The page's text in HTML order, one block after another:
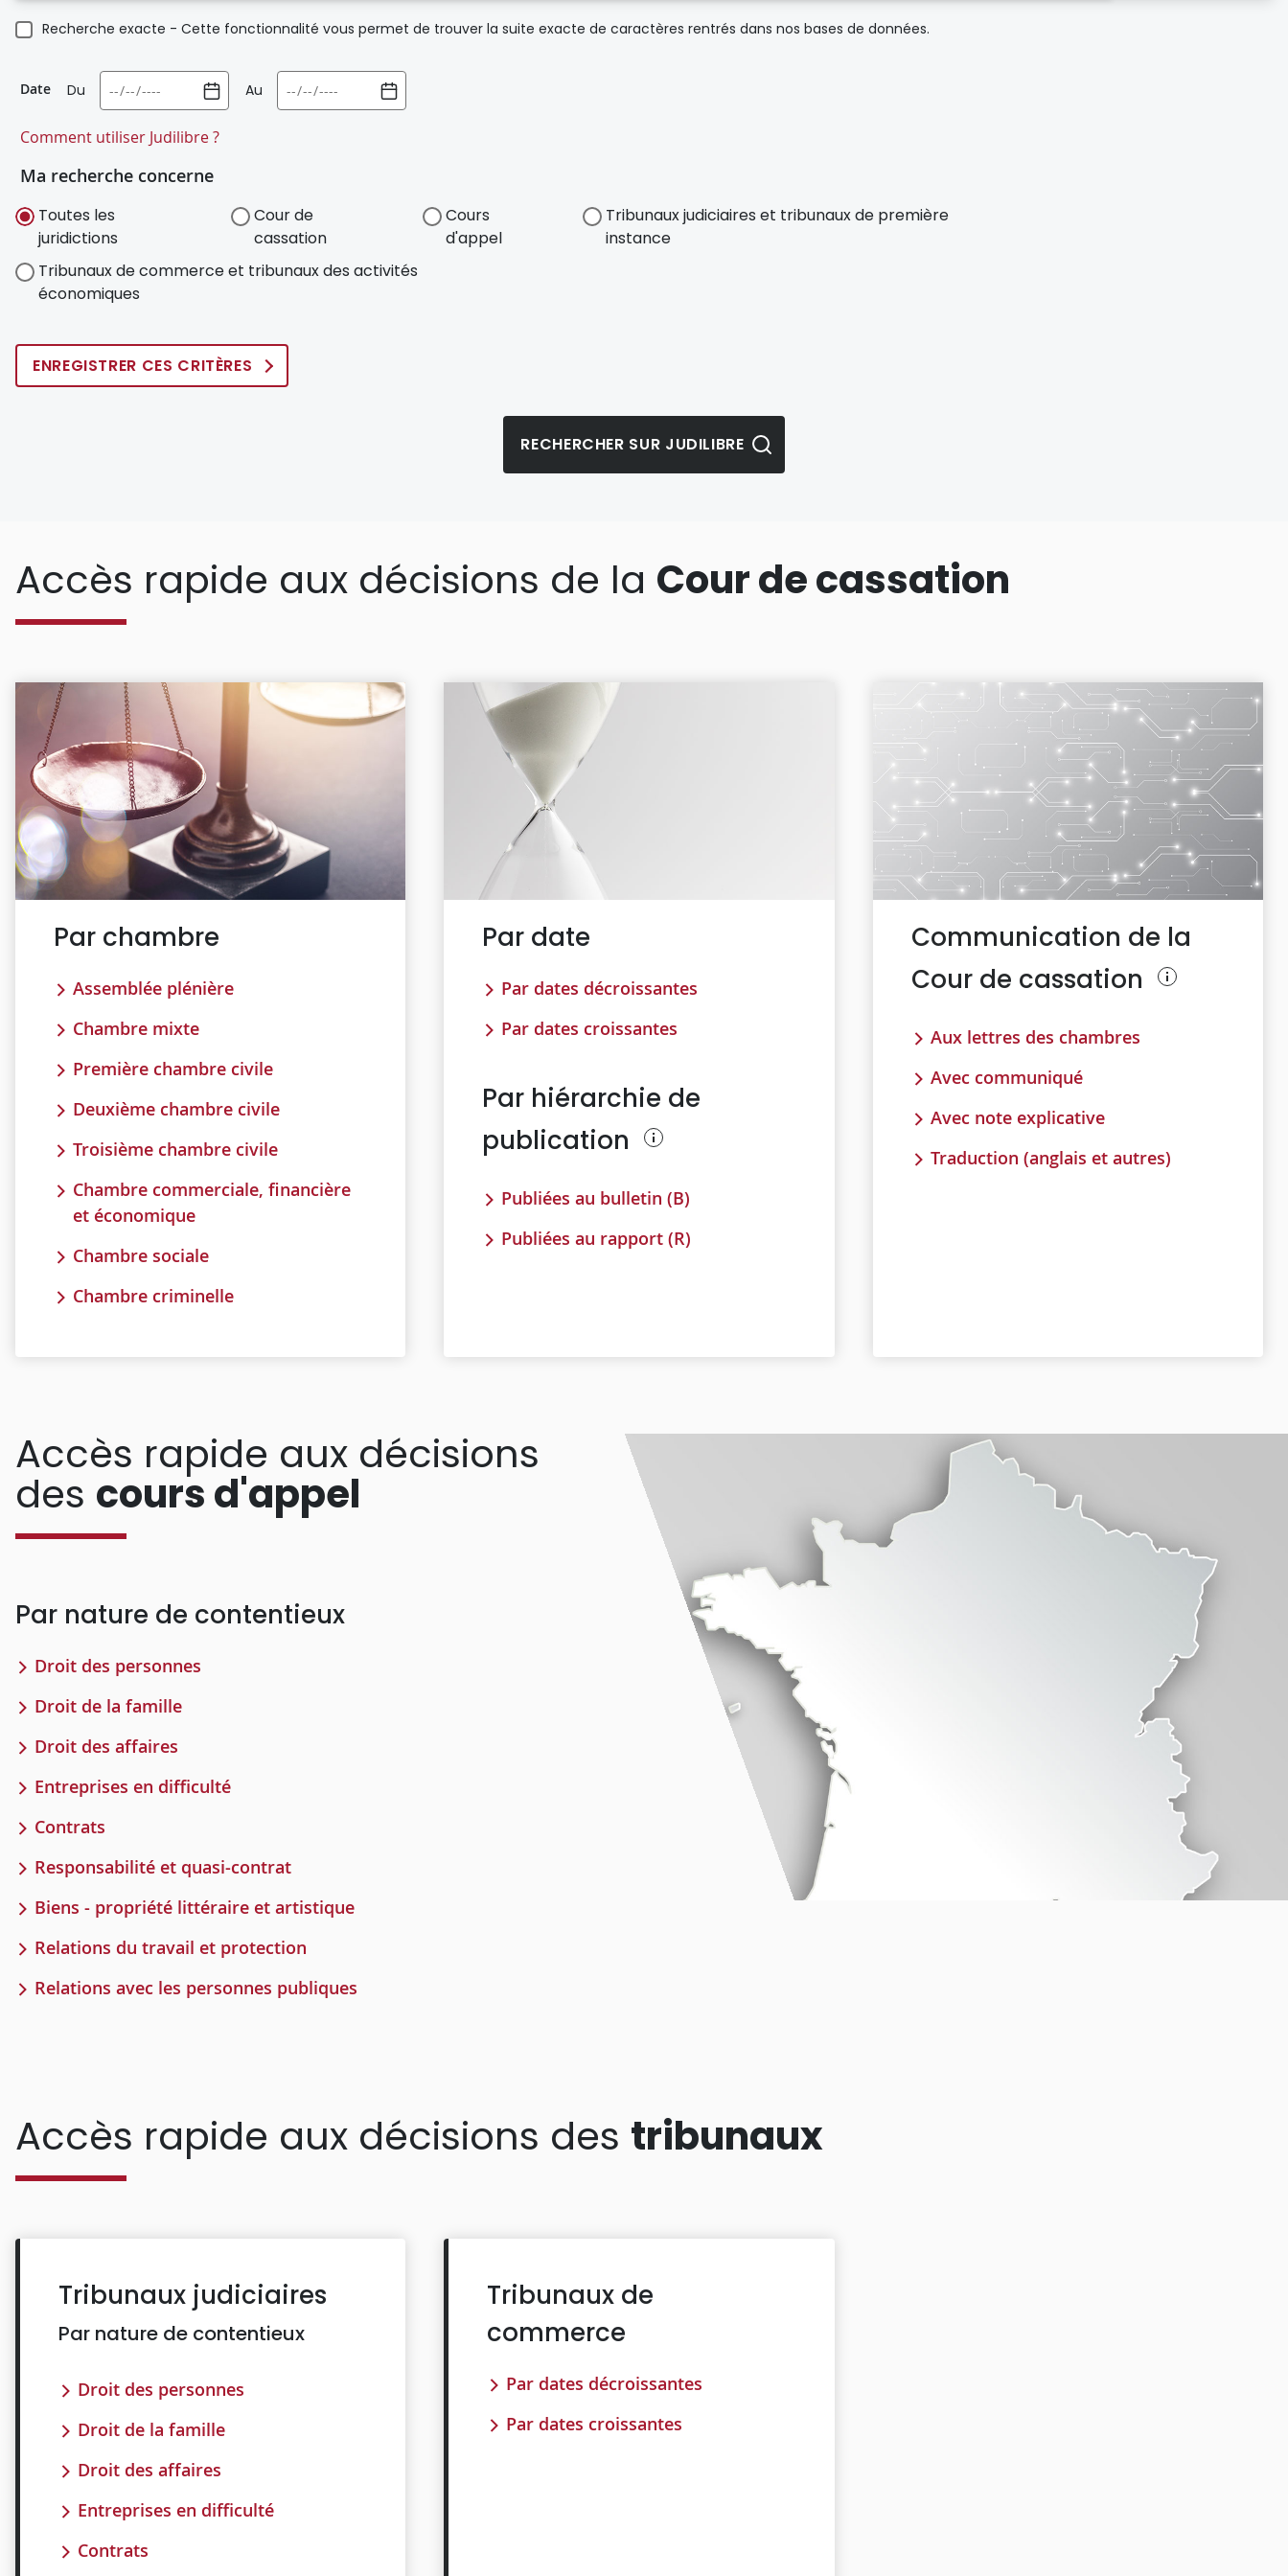
Recherche exacte - Cette fonctionnalité vous permet de trouver la suite exacte de caractères rentrés dans nos bases de données.
Date Du Au
Comment utiliser Judilibre ?
Ma recherche concerne
Toutes les
juridictions
Cour de
cassation
Cours
d'appel
Tribunaux judiciaires et tribunaux de première
instance
Tribunaux de commerce et tribunaux des activités
économiques
ENREGISTRER CES CRITÈRES
Accès rapide aux décisions de la Cour de cassation
Par chambre
Assemblée plénière
Chambre mixte
Première chambre civile
Deuxième chambre civile
Troisième chambre civile
Chambre commerciale, financière
et économique
Chambre sociale
Chambre criminelle
Par date
Par dates décroissantes
Par dates croissantes
Par hiérarchie de
publication
Publiées au bulletin (B)
Publiées au rapport (R)
Communication de la
Cour de cassation
Aux lettres des chambres
Avec communiqué
Avec note explicative
Traduction (anglais et autres)
Accès rapide aux décisions
des cours d'appel
Par nature de contentieux
Droit des personnes
Droit de la famille
Droit des affaires
Entreprises en difficulté
Contrats
Responsabilité et quasi-contrat
Biens - propriété littéraire et artistique
Relations du travail et protection
Relations avec les personnes publiques
Accès rapide aux décisions des tribunaux
Tribunaux judiciaires
Par nature de contentieux
Droit des personnes
Droit de la famille
Droit des affaires
Entreprises en difficulté
Contrats
Tribunaux de
commerce
Par dates décroissantes
Par dates croissantes